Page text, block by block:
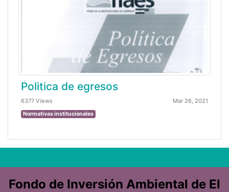
Politica de egresos
6377 Views Mar 26, 2021
Normativas institucionales
Fondo de Inversión Ambiental de El